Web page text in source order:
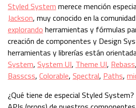
Styled System merece mención
Jackson, muy conocido en la
explorando herramientas y fórmulas
creación de componentes y Design
herramientas y librerías están
System, System UI, Theme UI, Rebass,
Basscss, Colorable, Spectral, Paths,
¿Qué tiene de especial Styled